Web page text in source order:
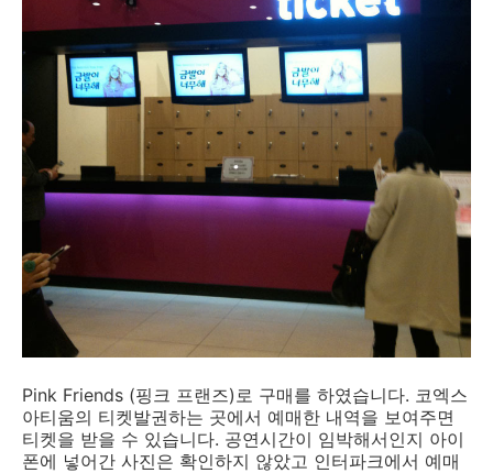
Pink Friends (핑크 프랜즈)로 구매를 하였습니다. 코엑스
아티움의 티켓발권하는 곳에서 예매한 내역을 보여주면
티켓을 받을 수 있습니다. 공연시간이 임박해서인지 아이
폰에 넣어간 사진은 확인하지 않았고 인터파크에서 예매